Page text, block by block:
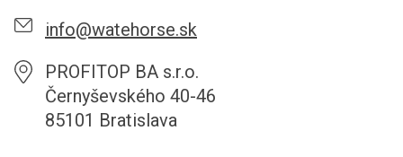
info@watehorse.sk
PROFITOP BA s.r.o.
Černyševského 40-46
85101 Bratislava